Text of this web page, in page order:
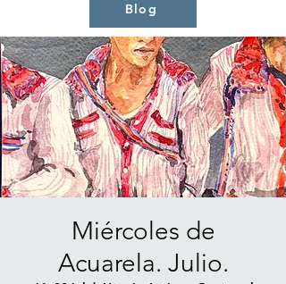
Blog
Miércoles de
Acuarela. Julio.